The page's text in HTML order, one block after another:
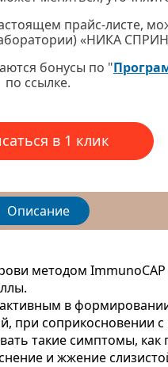
прайс-листе,
«НИКА
бонусы по "
по ссылке.
в 1 клик
Описание
методом
в
соприкосновении с
такие симптомы,
и жжение